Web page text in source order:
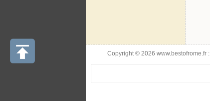
Copyright © 2026 www.bestofrome.fr :